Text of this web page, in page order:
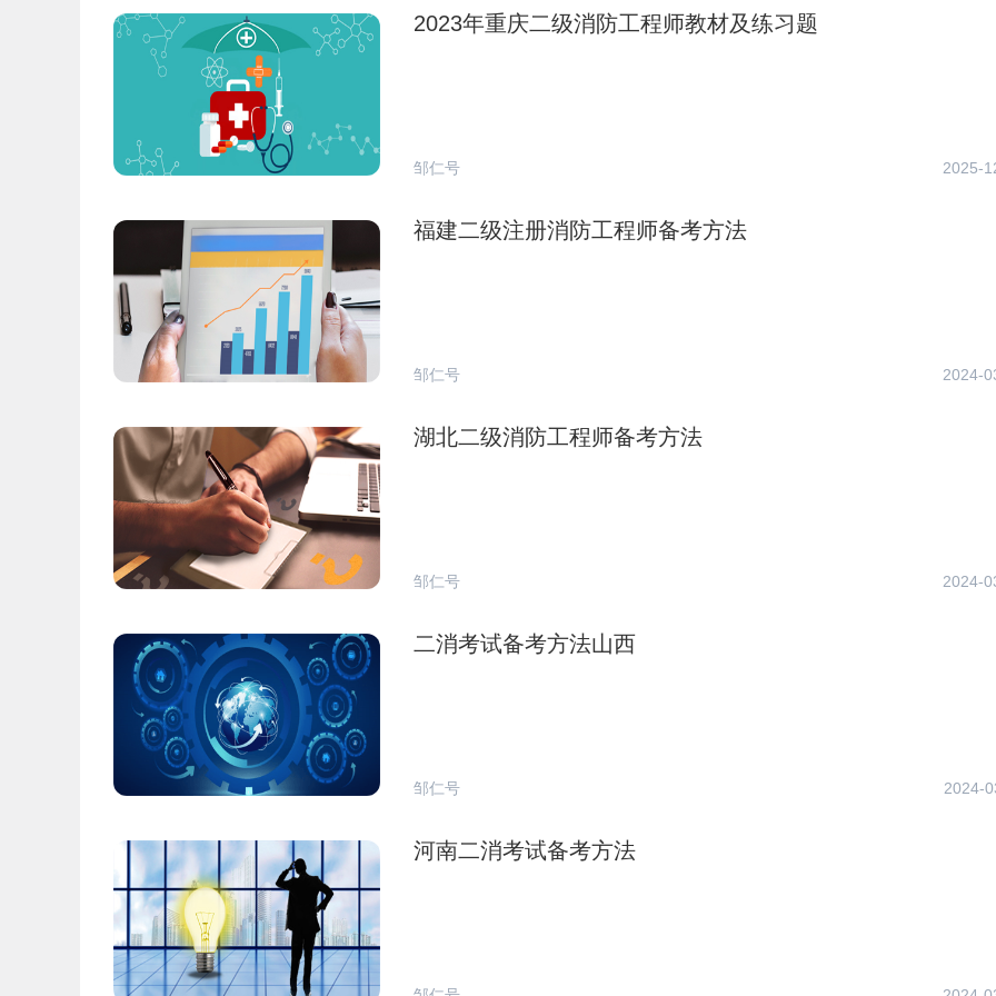
2023年重庆二级消防工程师教材及练习题
邹仁号 2025-
福建二级注册消防工程师备考方法
邹仁号 2024-
湖北二级消防工程师备考方法
邹仁号 2024-
二消考试备考方法山西
邹仁号 2024-
河南二消考试备考方法